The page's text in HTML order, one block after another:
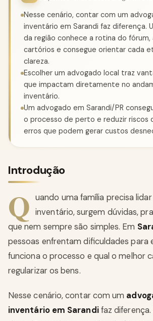
Nesse cenário, contar com um
inventário em Sarandi faz diferença.
da região conhece a rotina do fórum,
cartórios e consegue orientar cada
clareza.
Escolher um advogado local traz
que impactam diretamente no
inventário.
Um advogado em Sarandi/PR
o processo de perto e reduzir riscos
erros que podem gerar custos
Introdução
Q uando uma família precisa
inventário, surgem dúvidas,
que nem sempre são simples. Em
pessoas enfrentam dificuldades para
funciona o processo e qual o melhor
regularizar os bens.
Nesse cenário, contar com um
inventário em Sarandifaz diferença.